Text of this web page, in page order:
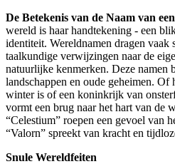
De Betekenis van de Naam van
wereld is haar handtekening - een
identiteit. Wereldnamen dragen vaak
taalkundige verwijzingen naar de
natuurlijke kenmerken. Deze namen
landschappen en oude geheimen.
winter is of een koninkrijk van
vormt een brug naar het hart van de
“Celestium” roepen een gevoel van
“Valorn” spreekt van kracht en
Snule Wereldfeiten